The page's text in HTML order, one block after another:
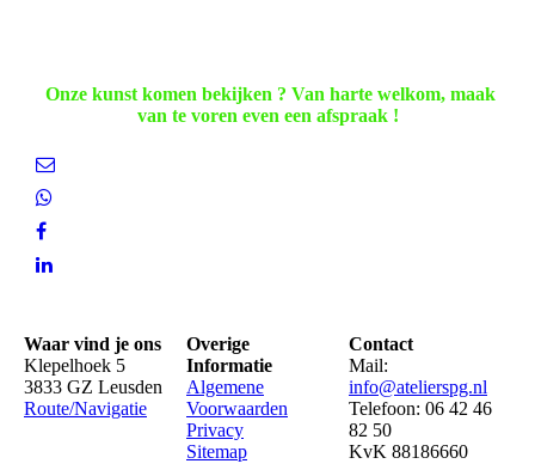
Onze kunst komen bekijken ? Van harte welkom, maak
van te voren even een afspraak !
Waar vind je ons
Klepelhoek 5
3833 GZ Leusden
Route/Navigatie
Overige
Informatie
Algemene
Voorwaarden
Privacy
Sitemap
Contact
Mail:
info@atelierspg.nl
Telefoon: 06 42 46
82 50
KvK 88186660